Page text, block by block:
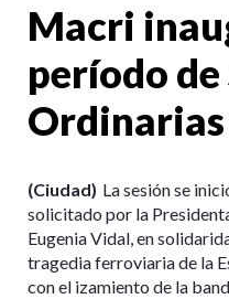
Macri
período de
Ordinarias
(Ciudad) La sesión se
solicitado por la
Eugenia Vidal, en
tragedia ferroviaria de la
con el izamiento de la